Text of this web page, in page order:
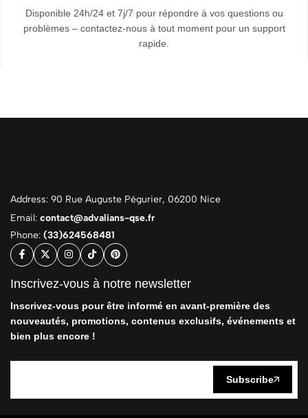
Disponible 24h/24 et 7j/7 pour répondre à vos questions ou
problèmes – contactez-nous à tout moment pour un support
rapide.
Address: 90 Rue Auguste Pégurier, 06200 Nice
Email: contact@advalians-qse.fr
Phone: (33)624568481
Inscrivez-vous à notre newsletter
Inscrivez-vous pour être informé en avant-première des
nouveautés, promotions, contenus exclusifs, événements et
bien plus encore !
Subscribe